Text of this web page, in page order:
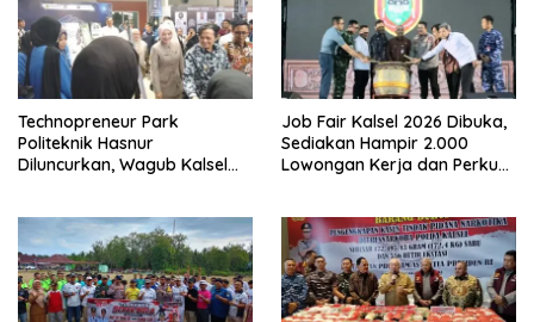
Technopreneur Park
Politeknik Hasnur
Diluncurkan, Wagub Kalsel
Job Fair Kalsel 2026 Dibuka,
Sediakan Hampir 2.000
Lowongan Kerja dan Perkuat